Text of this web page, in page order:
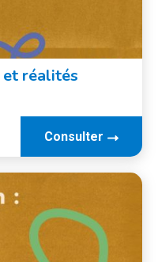
et réalités
Consulter